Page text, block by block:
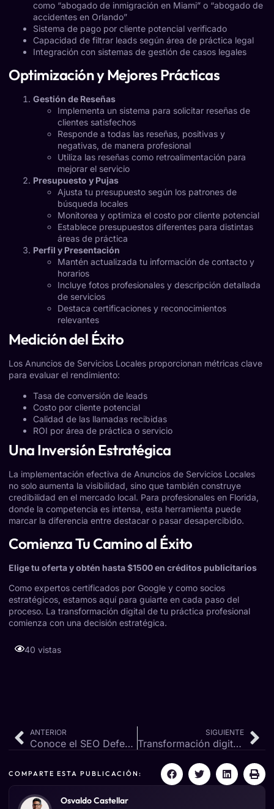
como “abogado de inmigración en Miami” o “abogado de
accidentes en Orlando”
Sistema de pago por cliente potencial verificado
Capacidad de filtrar leads según área de práctica legal
Integración con sistemas de gestión de casos legales
Optimización y Mejores Prácticas
Gestión de Reseñas
Implementa un sistema para solicitar reseñas de
clientes satisfechos
Responde a todas las reseñas, positivas y
negativas, de manera profesional
Utiliza las reseñas como retroalimentación para
mejorar el servicio
Presupuesto y Pujas
Ajusta tu presupuesto según los patrones de
búsqueda locales
Monitorea y optimiza el costo por cliente potencial
Establece presupuestos diferentes para distintas
áreas de práctica
Perfil y Presentación
Mantén actualizada tu información de contacto y
horarios
Incluye fotos profesionales y descripción detallada
de servicios
Destaca certificaciones y reconocimientos
relevantes
Medición del Éxito
Los Anuncios de Servicios Locales proporcionan métricas clave
para evaluar el rendimiento:
Tasa de conversión de leads
Costo por cliente potencial
Calidad de las llamadas recibidas
ROI por área de práctica o servicio
Una Inversión Estratégica
La implementación efectiva de Anuncios de Servicios Locales
no solo aumenta la visibilidad, sino que también construye
credibilidad en el mercado local. Para profesionales en Florida,
donde la competencia es intensa, esta herramienta puede
marcar la diferencia entre destacar o pasar desapercibido.
Comienza Tu Camino al Éxito
Elige tu oferta y obtén hasta $1500 en créditos publicitarios
Como expertos certificados por Google y como socios
estratégicos, estamos aquí para guiarte en cada paso del
proceso. La transformación digital de tu práctica profesional
comienza con una decisión estratégica.
40 vistas
ANTERIOR
Conoce el SEO Defensivo: Colombia, Paraíso del Phishing
SIGUIENTE
Transformación digital en retail: cómo la arquitectura de GCP impulsa el crecimiento omnicanal
COMPARTE ESTA PUBLICACIÓN:
Osvaldo Castellar